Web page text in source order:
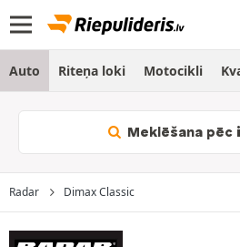
Auto Riteņa loki Motocikli
Meklēšana pēc
Radar Dimax Classic